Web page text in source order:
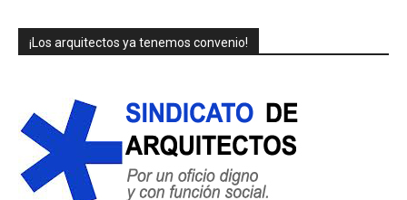
¡Los arquitectos ya tenemos convenio!